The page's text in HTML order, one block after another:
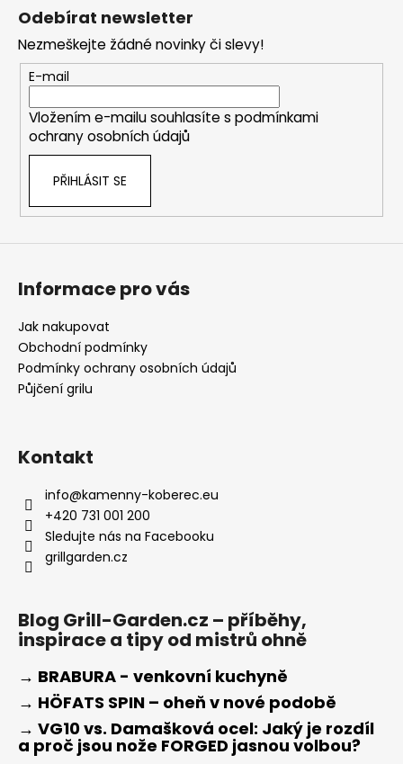
Odebírat newsletter
Nezmeškejte žádné novinky či slevy!
E-mail
Vložením e-mailu souhlasíte s podmínkami
ochrany osobních údajů
PŘIHLÁSIT SE
Informace pro vás
Jak nakupovat
Obchodní podmínky
Podmínky ochrany osobních údajů
Půjčení grilu
Kontakt
info@kamenny-koberec.eu
+420 731 001 200
Sledujte nás na Facebooku
grillgarden.cz
Blog Grill-Garden.cz – příběhy,
inspirace a tipy od mistrů ohně
→ BRABURA - venkovní kuchyně
→ HÖFATS SPIN – oheň v nové podobě
→ VG10 vs. Damašková ocel: Jaký je rozdíl
a proč jsou nože FORGED jasnou volbou?